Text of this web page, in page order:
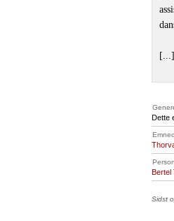
[...]
Dette
Bertel
Sidst